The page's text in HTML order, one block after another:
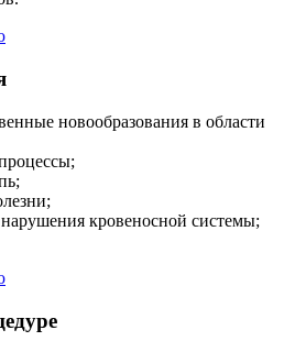
новообразования в области
кровеносной системы;